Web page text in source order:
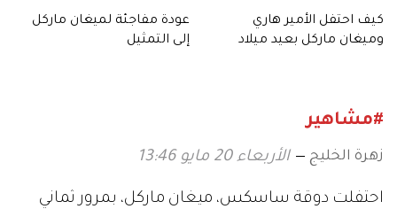
كيف احتفل الأمير هاري
وميغان ماركل بعيد ميلاد
عودة مفاجئة لميغان ماركل
إلى التمثيل
#مشاهير
زهرة الخليج الأربعاء 20 مايو 13:46
احتفلت دوقة ساسكس، ميغان ماركل، بمرور ثماني